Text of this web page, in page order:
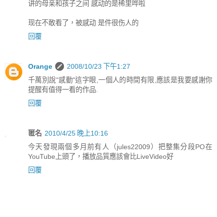
讲的母亲和孩子之间 感动的是稀里哗啦
现在不敢看了，被感动 是件很伤人的
回覆
Orange
2008/10/23 下午1:27
千萬別說"感動"這字眼,一個人的時間有限,應該是我要感謝你
提醒有值得一看的作品.
回覆
匿名 2010/4/25 晚上10:16
今天發現兩個多月前有人（jules22009）把整集分段PO在
YouTube上頭了，播放品質應該會比LiveVideo好
回覆